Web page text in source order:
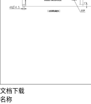
文档下载
名称